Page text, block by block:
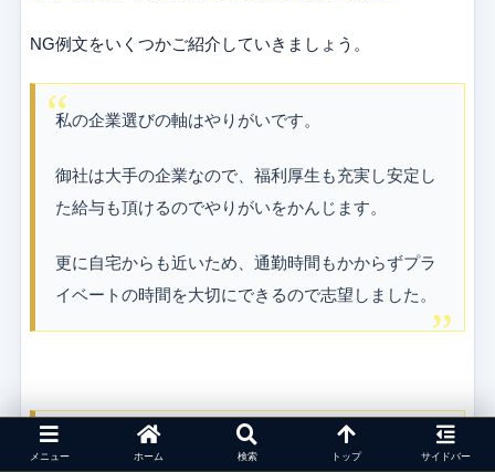
NG例文をいくつかご紹介していきましょう。
私の企業選びの軸はやりがいです。
御社は大手の企業なので、福利厚生も充実し安定し
た給与も頂けるのでやりがいをかんじます。
更に自宅からも近いため、通勤時間もかからずプラ
イベートの時間を大切にできるので志望しました。
私は御社の商品を愛用しているので、志望しまし
メニュー ホーム 検索 トップ サイドバー